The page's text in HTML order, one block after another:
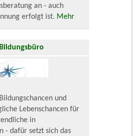
an - auch
erfolgt ist. Mehr
und
Lebenschancen für
in
- dafür setzt sich das